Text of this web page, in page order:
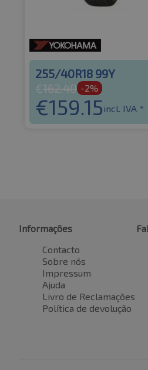
255/40R18 99Y
€162.40 -2%
€159.15 incl. IVA *
Informações
Contacto
Sobre nós
Impressum
Ajuda
Livro de Reclamações
Política de devolução